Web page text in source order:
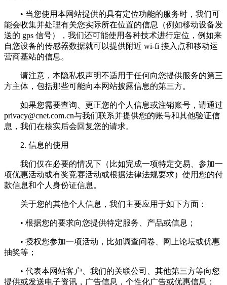
• 当您使用本网站提供的具有定位功能的服务时，我们可
能会收集并处理有关您实际所在位置的信息（例如移动设备发
送的 gps 信号），我们还可能使用各种技术进行定位，例如来
自您设备的传感器数据就可以提供附近 wi-fi 接入点和移动运
营商基站的信息。
请注意，本隐私权声明不适用于任何向您提供服务的第三
方主体，包括那些可能向本网站披露信息的第三方。
如果您需要查询、更正您的个人信息或注销账号，请通过
privacy@cnet.com.cn与我们联系并提供您的账号和其他验证信
息，我们在核实后会回复您的请求。
2. 信息的使用
我们仅在必要的情况下（比如完成一项特定交易、参加一
项优惠活动或有奖竞赛活动或根据法律法规要求）使用您的付
款信息和个人身份证信息。
关于您的其他个人信息，我们主要应用于如下方面：
• 根据您的要求向您提供特定服务、产品或信息；
• 授权您参加一项活动，比如调查问卷、网上论坛或优惠
抽奖等；
• 代表本网站客户、我们的关联公司、其他第三方等向您
提供或发送电子资讯，广告信息，个性化广告或优惠信息；